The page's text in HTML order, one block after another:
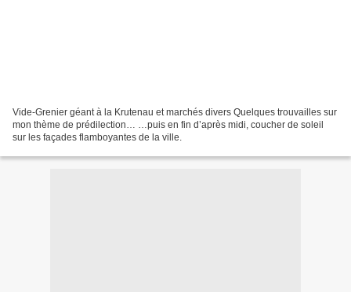
Vide-Grenier géant à la Krutenau et marchés divers Quelques trouvailles sur
mon thème de prédilection… …puis en fin d’après midi, coucher de soleil
sur les façades flamboyantes de la ville.